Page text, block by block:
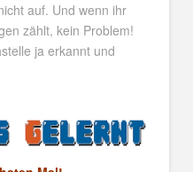
auf. Und wenn ihr
zählt, kein Problem!
ja erkannt und